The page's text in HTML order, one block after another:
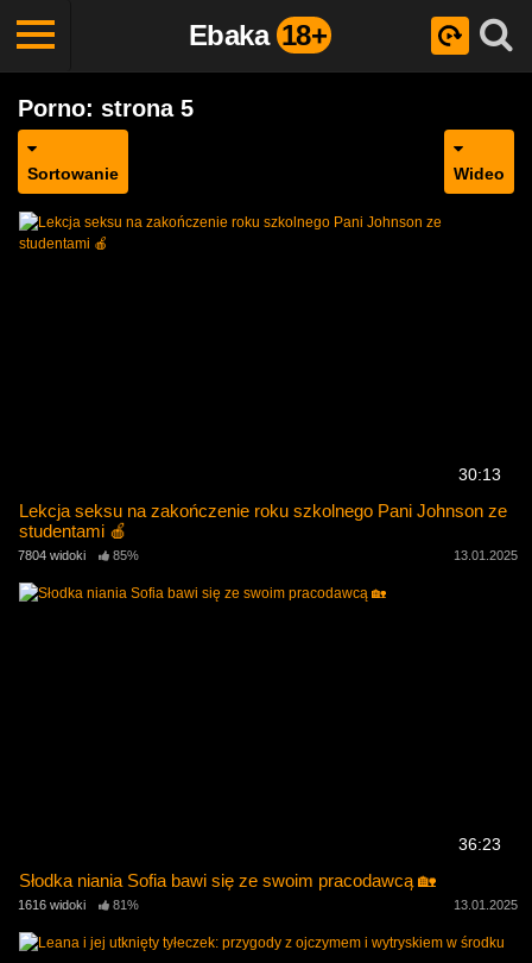
Ebaka 18+
Porno: strona 5
Sortowanie Wideo
30:13
Lekcja seksu na zakończenie roku szkolnego Pani Johnson ze
studentami 🍎
7804 widoki 85% 13.01.2025
36:23
Słodka niania Sofia bawi się ze swoim pracodawcą 🏡
1616 widoki 81% 13.01.2025